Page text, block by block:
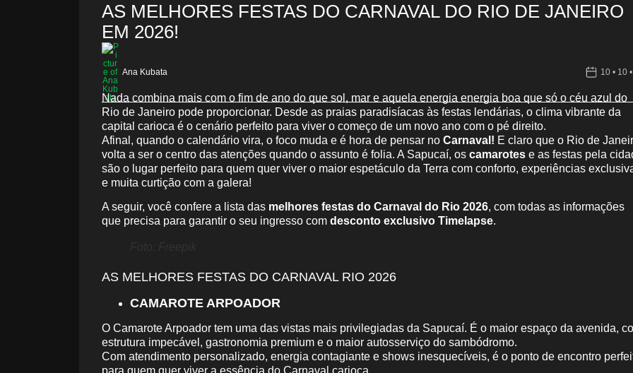
AS MELHORES FESTAS DO CARNAVAL DO RIO DE JANEIRO
EM 2026!
Ana Kubata 10 • 10
Nada combina mais com o fim de ano do que sol, mar e aquela energia energia boa que só o céu azul do
Rio de Janeiro pode proporcionar. Desde as praias paradisíacas às festas lendárias, o clima vibrante da
capital carioca é o cenário perfeito para viver o começo de um novo ano com o pé direito.
Afinal, quando o calendário vira, o foco muda e é hora de pensar no Carnaval! E claro que o Rio de
volta a ser o centro das atenções quando o assunto é folia. A Sapucaí, os camarotes e as festas pela
são o lugar perfeito para quem quer viver o maior espetáculo da Terra com conforto, experiências
e muita curtição com a galera!
A seguir, você confere a lista das melhores festas do Carnaval do Rio 2026, com todas as informações
que precisa para garantir o seu ingresso com desconto exclusivo Timelapse.
AS MELHORES FESTAS DO CARNAVAL RIO 2026
CAMAROTE ARPOADOR
O Camarote Arpoador tem uma das vistas mais privilegiadas da Sapucaí. É o maior espaço da avenida,
estrutura impecável, gastronomia premium e o maior autosserviço do sambódromo.
Com atendimento personalizado, energia contagiante e shows inesquecíveis, é o ponto de encontro